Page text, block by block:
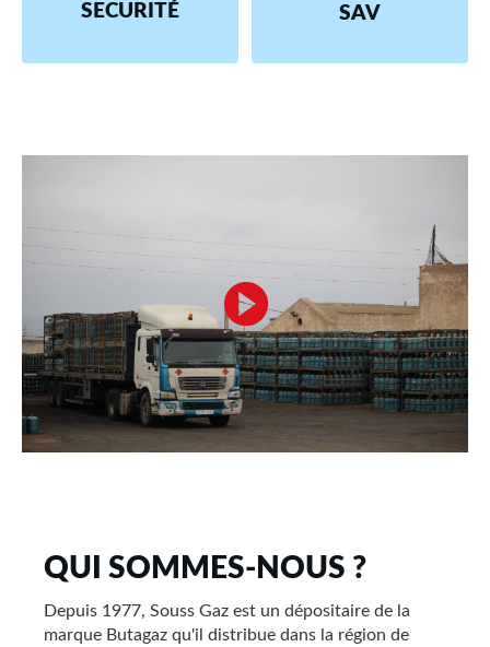
SECURITÉ SAV
QUI SOMMES-NOUS ?
Depuis 1977, Souss Gaz est un dépositaire de la
marque Butagaz qu'il distribue dans la région de